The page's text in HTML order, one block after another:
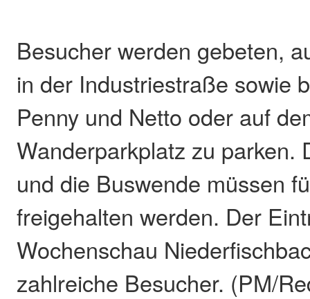
Besucher werden gebeten,
in der Industriestraße sowie
Penny und Netto oder auf
Wanderparkplatz zu parken.
und die Buswende müssen
freigehalten werden. Der
Wochenschau
zahlreiche Besucher. (PM/